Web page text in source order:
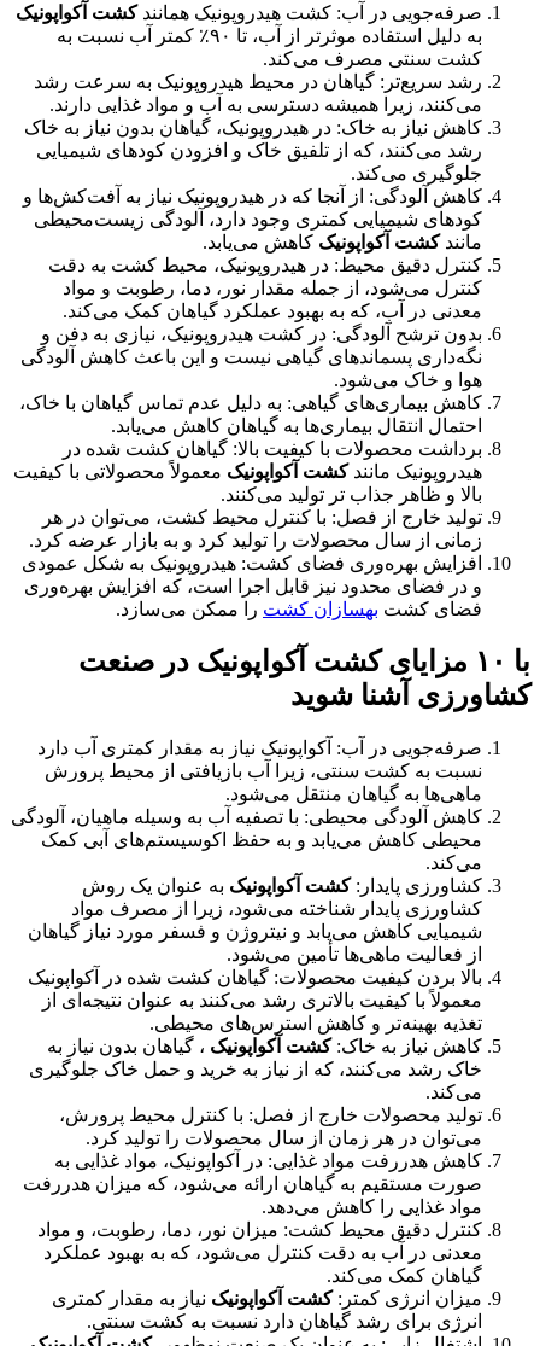
صرفه‌جویی در آب: کشت هیدروپونیک همانندکشت آکواپونیک
به دلیل استفاده موثرتر از آب، تا ۹۰٪ کمتر آب نسبت به
کشت سنتی مصرف می‌کند.
رشد سریع‌تر: گیاهان در محیط هیدروپونیک به سرعت رشد
می‌کنند، زیرا همیشه دسترسی به آب و مواد غذایی دارند.
کاهش نیاز به خاک: در هیدروپونیک، گیاهان بدون نیاز به خاک
رشد می‌کنند، که از تلفیق خاک و افزودن کودهای شیمیایی
جلوگیری می‌کند.
کاهش آلودگی: از آنجا که در هیدروپونیک نیاز به آفت‌کش‌ها و
کودهای شیمیایی کمتری وجود دارد، آلودگی زیست‌محیطی
مانندکشت آکواپونیک کاهش می‌یابد.
کنترل دقیق محیط: در هیدروپونیک، محیط کشت به دقت
کنترل می‌شود، از جمله مقدار نور، دما، رطوبت و مواد
معدنی در آب، که به بهبود عملکرد گیاهان کمک می‌کند.
بدون ترشح آلودگی: در کشت هیدروپونیک، نیازی به دفن و
نگه‌داری پسماند‌های گیاهی نیست و این باعث کاهش آلودگی
هوا و خاک می‌شود.
کاهش بیماری‌های گیاهی: به دلیل عدم تماس گیاهان با خاک،
احتمال انتقال بیماری‌ها به گیاهان کاهش می‌یابد.
برداشت محصولات با کیفیت بالا: گیاهان کشت شده در
هیدروپونیک مانندکشت آکواپونیک معمولاً محصولاتی با کیفیت
بالا و ظاهر جذاب تر تولید می‌کنند.
تولید خارج از فصل: با کنترل محیط کشت، می‌توان در هر
زمانی از سال محصولات را تولید کرد و به بازار عرضه کرد.
افزایش بهره‌وری فضای کشت: هیدروپونیک به شکل عمودی
و در فضای محدود نیز قابل اجرا است، که افزایش بهره‌وری
فضای کشت بهسازان کشت را ممکن می‌سازد.
با ۱۰ مزایای کشت آکواپونیک در صنعت
کشاورزی آشنا شوید
صرفه‌جویی در آب: آکواپونیک نیاز به مقدار کمتری آب دارد
نسبت به کشت سنتی، زیرا آب بازیافتی از محیط پرورش
ماهی‌ها به گیاهان منتقل می‌شود.
کاهش آلودگی محیطی: با تصفیه آب به وسیله ماهیان، آلودگی
محیطی کاهش می‌یابد و به حفظ اکوسیستم‌های آبی کمک
می‌کند.
کشاورزی پایدار:کشت آکواپونیک به عنوان یک روش
کشاورزی پایدار شناخته می‌شود، زیرا از مصرف مواد
شیمیایی کاهش می‌یابد و نیتروژن و فسفر مورد نیاز گیاهان
از فعالیت ماهی‌ها تأمین می‌شود.
بالا بردن کیفیت محصولات: گیاهان کشت شده در آکواپونیک
معمولاً با کیفیت بالاتری رشد می‌کنند به عنوان نتیجه‌ای از
تغذیه بهینه‌تر و کاهش استرس‌های محیطی.
کاهش نیاز به خاک:کشت آکواپونیک ، گیاهان بدون نیاز به
خاک رشد می‌کنند، که از نیاز به خرید و حمل خاک جلوگیری
می‌کند.
تولید محصولات خارج از فصل: با کنترل محیط پرورش،
می‌توان در هر زمان از سال محصولات را تولید کرد.
کاهش هدررفت مواد غذایی: در آکواپونیک، مواد غذایی به
صورت مستقیم به گیاهان ارائه می‌شود، که میزان هدررفت
مواد غذایی را کاهش می‌دهد.
کنترل دقیق محیط کشت: میزان نور، دما، رطوبت، و مواد
معدنی در آب به دقت کنترل می‌شود، که به بهبود عملکرد
گیاهان کمک می‌کند.
میزان انرژی کمتر:کشت آکواپونیک نیاز به مقدار کمتری
انرژی برای رشد گیاهان دارد نسبت به کشت سنتی.